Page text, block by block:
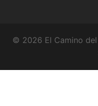
© 2026 El Camino del